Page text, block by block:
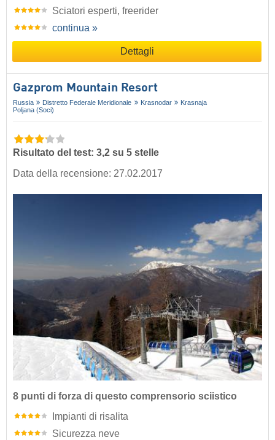
Sciatori esperti, freerider
continua »
Dettagli
Gazprom Mountain Resort
Russia Distretto Federale Meridionale Krasnodar
Krasnaja
Poljana (Soci)
Risultato del test: 3,2 su 5 stelle
Data della recensione: 27.02.2017
8 punti di forza di questo comprensorio sciistico
Impianti di risalita
Sicurezza neve